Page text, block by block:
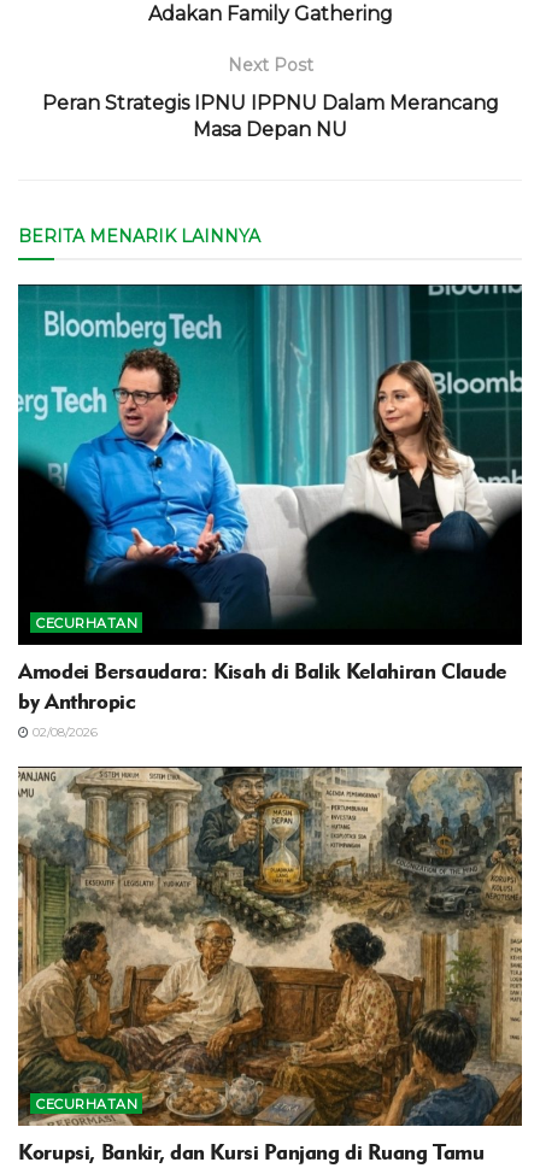
Adakan Family Gathering
Next Post
Peran Strategis IPNU IPPNU Dalam Merancang
Masa Depan NU
BERITA MENARIK LAINNYA
CECURHATAN
Amodei Bersaudara: Kisah di Balik Kelahiran Claude
by Anthropic
02/08/2026
CECURHATAN
Korupsi, Bankir, dan Kursi Panjang di Ruang Tamu